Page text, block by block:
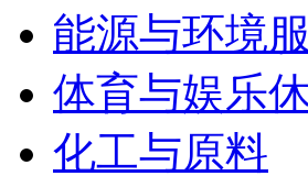
能源与环境
体育与娱乐
化工与原料